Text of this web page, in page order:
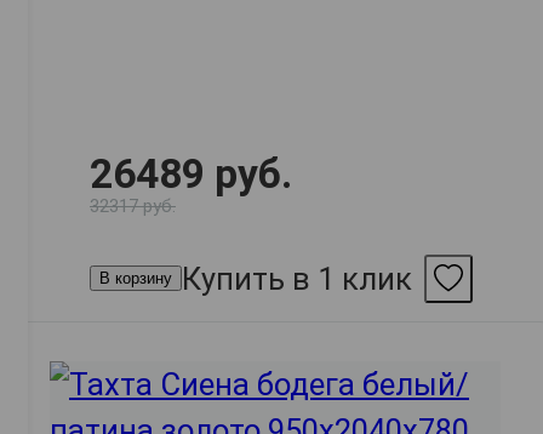
26489 руб.
32317 руб.
В корзину Купить в 1 клик